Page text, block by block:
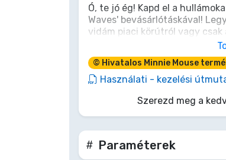
Ó, te jó ég! Kapd el a
Waves' bevásárlótáskával!
vidám piaci körútról vagy
kalandja feldobja a napod.
hogy a divat és a praktikum
Mickey! Ez a táska nem csak
varázslat a mindennapokra.
© Hivatalos Minnie Mouse
Használati - kezelési
Szerezd meg a
Paraméterek
Terméktípusok